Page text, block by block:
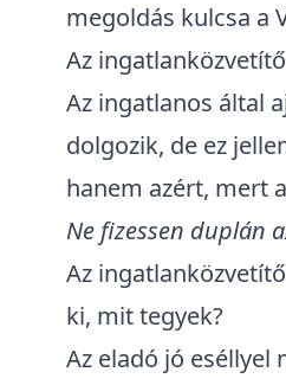
megoldás kulcsa a
Az
Az ingatlanos által
dolgozik, de ez
hanem azért, mert
Ne fizessen duplán
Az
ki, mit tegyek?
Az eladó jó eséllyel